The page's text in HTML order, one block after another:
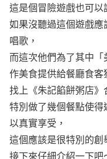
這是個冒險遊戲也可以
如果沒聽過這個遊戲應
唱歌，
而這次他們為了其中
作美食提供給餐廳食客
找上《朱記餡餅粥店》
特別做了幾個餐點使
以真實享受，
這個應該是很特別的創
接下來仔細介紹一下吧